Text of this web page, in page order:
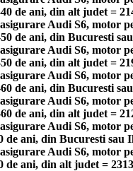
de ani, din alt judet =
Audi S6, motor
de ani, din Bucuresti
Audi S6, motor
de ani, din alt judet =
Audi S6, motor
de ani, din Bucuresti
Audi S6, motor
de ani, din alt judet =
Audi S6, motor
de ani, din Bucuresti sau
Audi S6, motor
de ani, din alt judet =